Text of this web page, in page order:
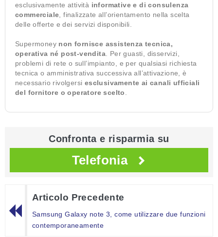
esclusivamente attività informative e di consulenza
commerciale , finalizzate all’orientamento nella scelta
delle offerte e dei servizi disponibili.
Supermoney non fornisce assistenza tecnica,
operativa né post-vendita . Per guasti, disservizi,
problemi di rete o sull’impianto, e per qualsiasi richiesta
tecnica o amministrativa successiva all’attivazione, è
necessario rivolgersi esclusivamente ai canali ufficiali
del fornitore o operatore scelto
Confronta e risparmia su
Telefonia
Articolo Precedente
Samsung Galaxy note 3, come utilizzare due funzioni
contemporaneamente